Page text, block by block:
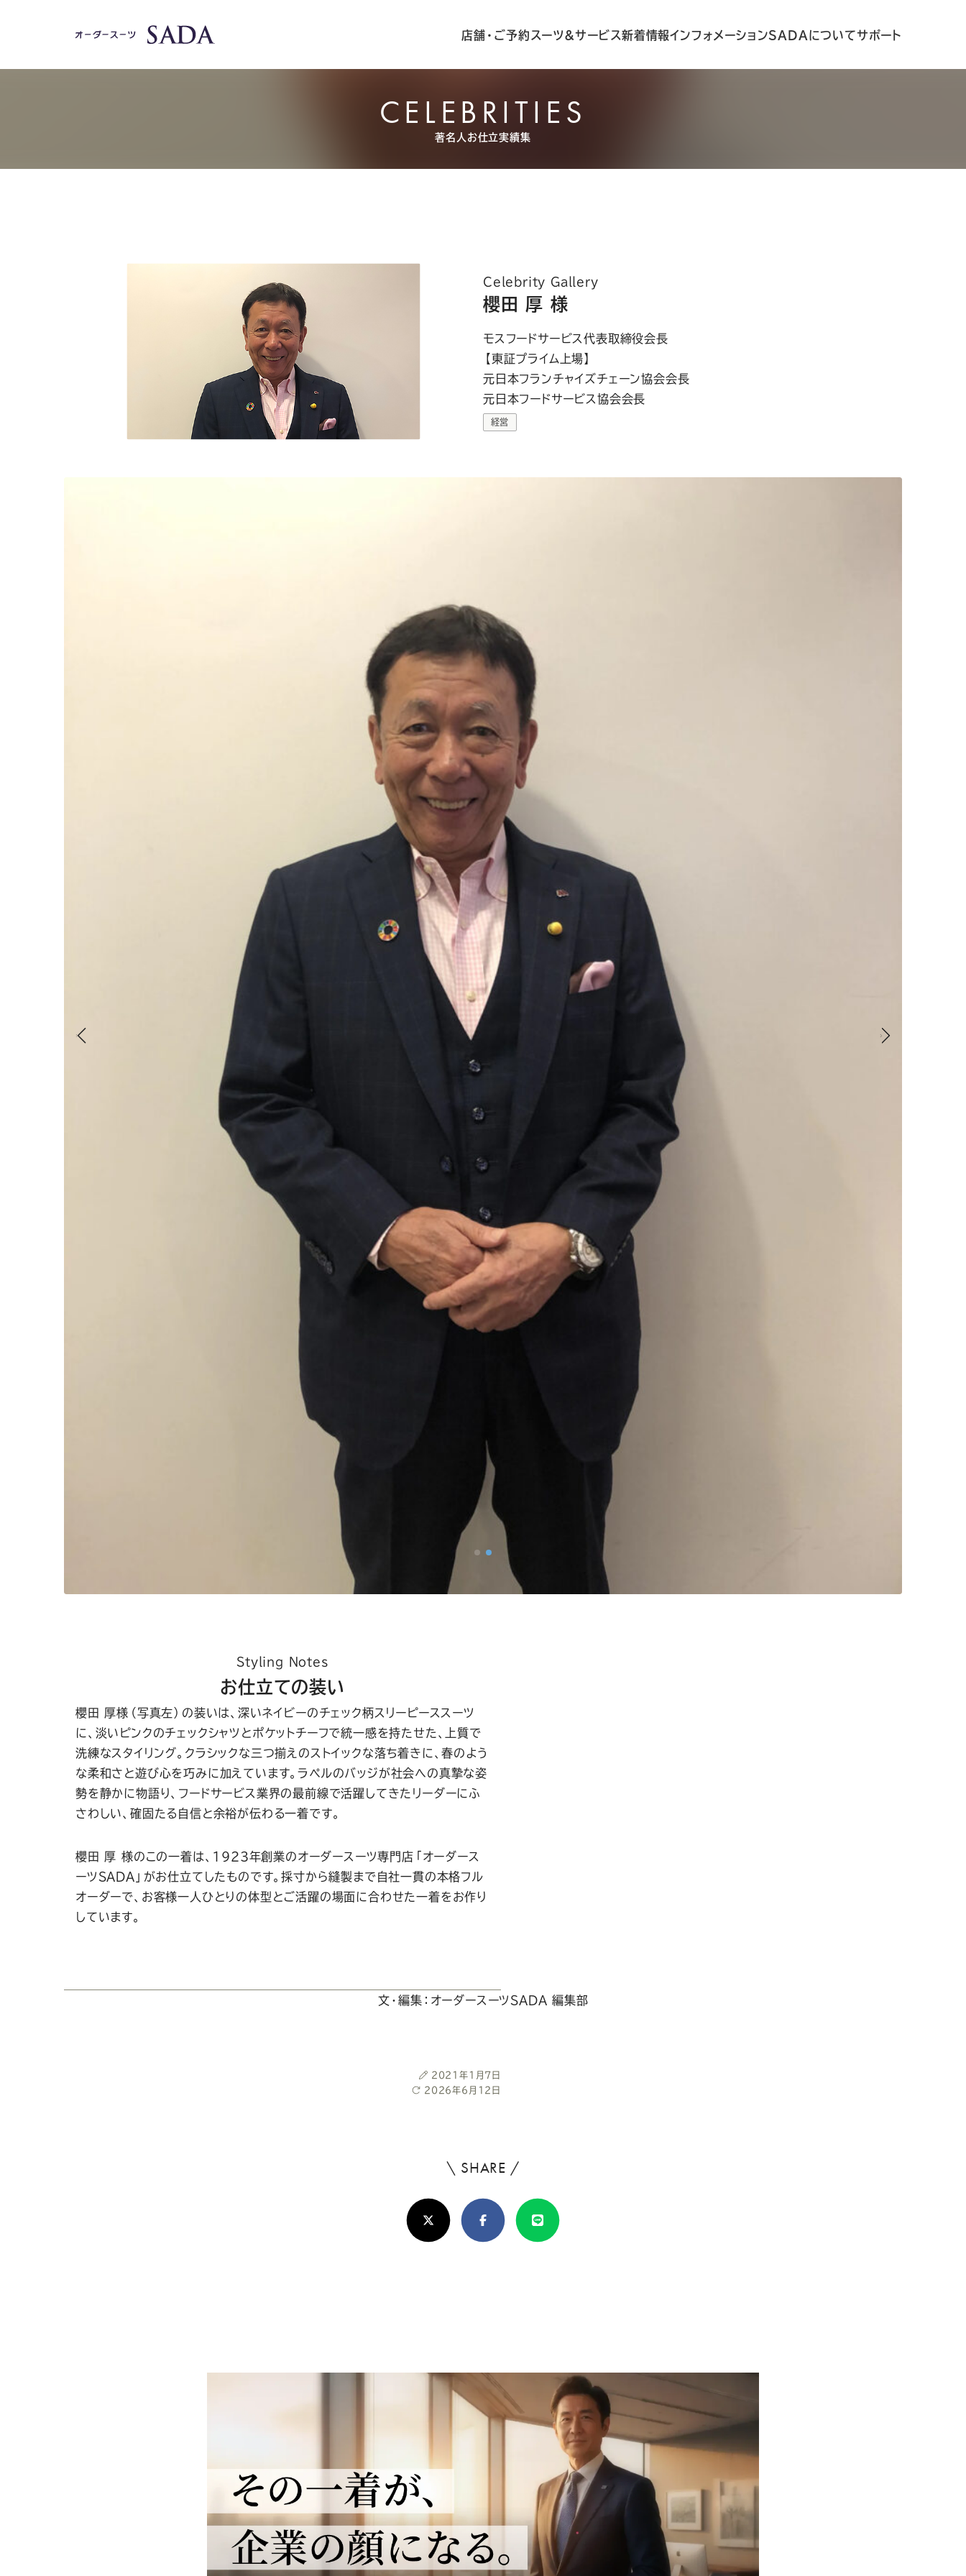
店舗・ご予約 スーツ&サービス新着情報インフォメーションSADAについてサポート
CELEBRITIES
著名人お仕立実績集
Celebrity Gallery
櫻田 厚 様
モスフードサービス代表取締役会長
【東証プライム上場】
元日本フランチャイズチェーン協会会長
元日本フードサービス協会会長
経営
Styling Notes
お仕立ての装い
櫻田 厚様（写真左）の装いは、深いネイビーのチェック柄スリーピーススーツ
に、淡いピンクのチェックシャツとポケットチーフで統一感を持たせた、上質で
洗練なスタイリング。クラシックな三つ揃えのストイックな落ち着きに、春のよう
な柔和さと遊び心を巧みに加えています。ラペルのバッジが社会への真摯な姿
勢を静かに物語り、フードサービス業界の最前線で活躍してきたリーダーにふ
さわしい、確固たる自信と余裕が伝わる一着です。
櫻田 厚 様のこの一着は、1923年創業のオーダースーツ専門店「オーダース
ーツSADA」がお仕立てしたものです。採寸から縫製まで自社一貫の本格フル
オーダーで、お客様一人ひとりの体型とご活躍の場面に合わせた一着をお作り
しています。
文・編集：オーダースーツSADA 編集部
投
稿
2021年1月7日
最
2026年6月12日
\ SHARE /
ろ
し
け
し
さ
い
X(Twitter)FacebookLine